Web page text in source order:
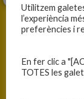
ANTERIOR
Utilitzem
l’experiència
preferències i
En fer clic a
TOTES les